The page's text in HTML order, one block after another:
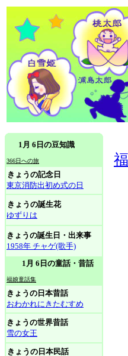
1月 6日の豆知識
366日への旅
きょうの記念日
東京消防出初め式の日
きょうの誕生花
ゆずりは
きょうの誕生日・出来事
1958年 チャゲ(歌手)
1月 6日の童話・昔話
福娘童話集
きょうの日本昔話
おわかれにきたむすめ
きょうの世界昔話
雪の女王
きょうの日本民話